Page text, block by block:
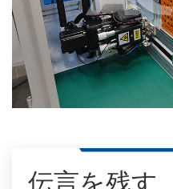
伝言を残す